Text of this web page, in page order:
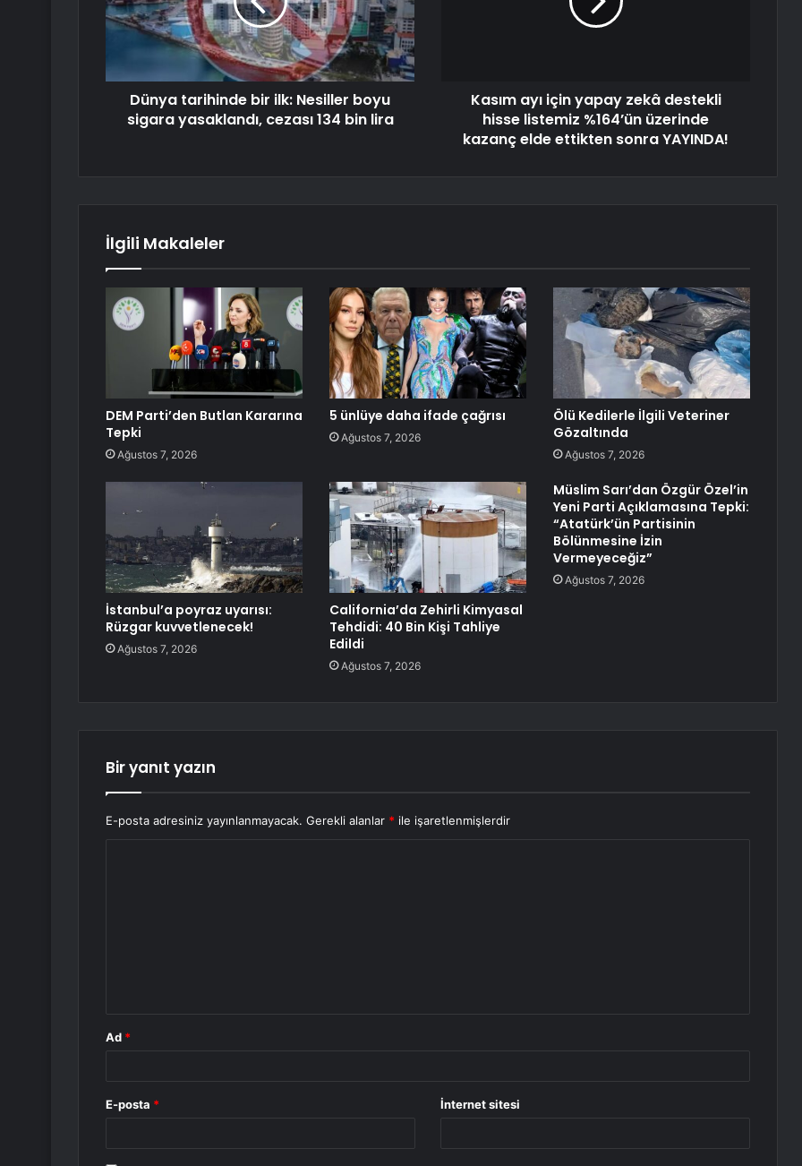
Dünya tarihinde bir ilk: Nesiller boyu
sigara yasaklandı, cezası 134 bin lira
Kasım ayı için yapay zekâ destekli
hisse listemiz %164’ün üzerinde
kazanç elde ettikten sonra YAYINDA!
İlgili Makaleler
DEM Parti’den Butlan Kararına
Tepki
Ağustos 7, 2026
5 ünlüye daha ifade çağrısı
Ağustos 7, 2026
Ölü Kedilerle İlgili Veteriner
Gözaltında
Ağustos 7, 2026
İstanbul’a poyraz uyarısı:
Rüzgar kuvvetlenecek!
Ağustos 7, 2026
California’da Zehirli Kimyasal
Tehdidi: 40 Bin Kişi Tahliye
Edildi
Ağustos 7, 2026
Müslim Sarı’dan Özgür Özel’in
Yeni Parti Açıklamasına Tepki:
“Atatürk’ün Partisinin
Bölünmesine İzin
Vermeyeceğiz”
Ağustos 7, 2026
Bir yanıt yazın
E-posta adresiniz yayınlanmayacak. Gerekli alanlar * ile işaretlenmişlerdir
Ad *
E-posta * İnternet sitesi